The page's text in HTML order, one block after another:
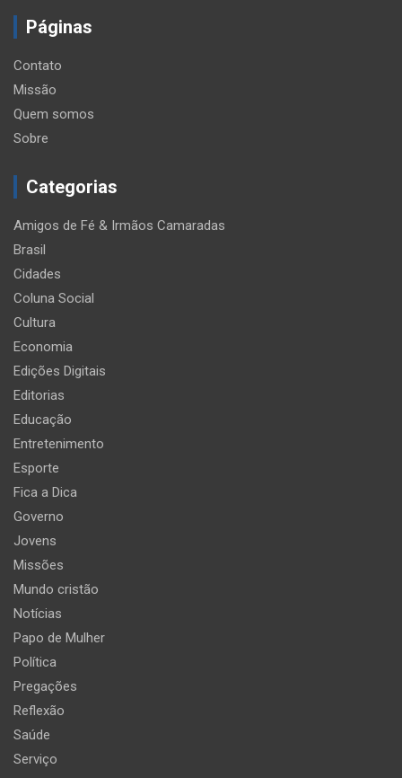
Páginas
Contato
Missão
Quem somos
Sobre
Categorias
Amigos de Fé & Irmãos Camaradas
Brasil
Cidades
Coluna Social
Cultura
Economia
Edições Digitais
Editorias
Educação
Entretenimento
Esporte
Fica a Dica
Governo
Jovens
Missões
Mundo cristão
Notícias
Papo de Mulher
Política
Pregações
Reflexão
Saúde
Serviço